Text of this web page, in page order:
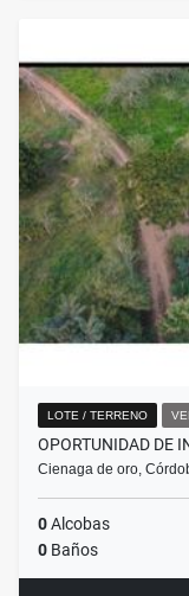
LOTE / TERRENO
OPORTUNIDAD DE
Cienaga de oro,
0Alcobas
0 Baños